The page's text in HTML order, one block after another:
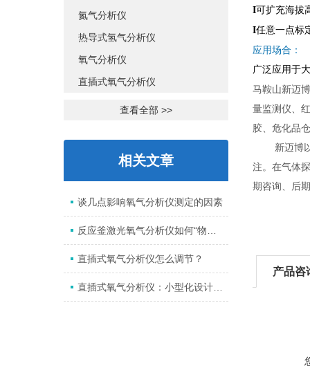
氮气分析仪
热导式氢气分析仪
氧气分析仪
直插式氧气分析仪
查看全部 >>
相关文章
谈几点影响氧气分析仪测定的因素
直插式氧气分析仪怎么调节？
直插式氧气分析仪：小型化设计背后的大作用
I可扩充海拔
I任意一点标
应用场合：
广泛应用于
马鞍山新迈
量监测仪、
胶、危化品
新迈博以
注。在气体
期咨询、后
产品咨